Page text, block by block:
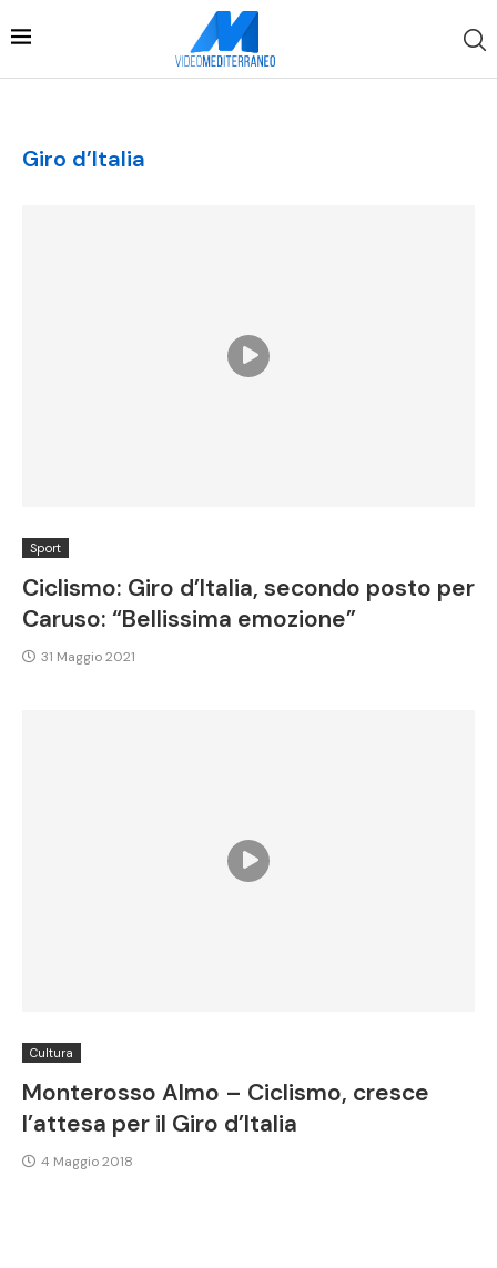
Giro d’Italia
Sport
Ciclismo: Giro d’Italia, secondo posto per
Caruso: “Bellissima emozione”
31 Maggio 2021
Cultura
Monterosso Almo – Ciclismo, cresce
l’attesa per il Giro d’Italia
4 Maggio 2018